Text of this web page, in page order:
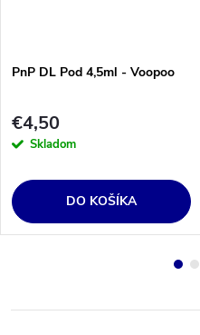
PnP DL Pod 4,5ml - Voopoo
€4,50
Skladom
DO KOŠÍKA